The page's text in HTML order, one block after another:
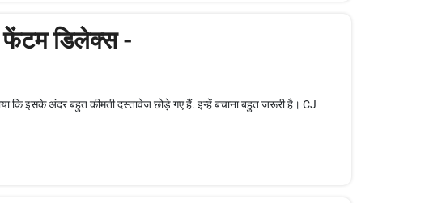
फेंटम डिलेक्स -
कि इसके अंदर बहुत कीमती दस्तावेज छोड़े गए हैं. इन्हें बचाना बहुत जरूरी है। CJ